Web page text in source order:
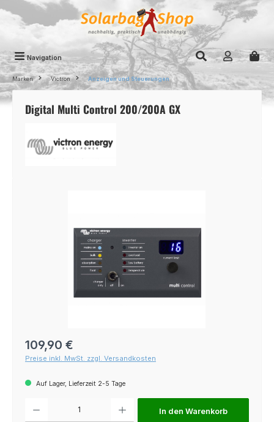
Zum Hauptinhalt springen
Navigation
Marken Victron Anzeigen und Steuerungen
Digital Multi Control 200/200A GX
Regulärer Preis:
109,90 €
Preise inkl. MwSt. zzgl. Versandkosten
Auf Lager, Lieferzeit 2-5 Tage
Produkt Anzahl: Gib den gewünschten Wert ein oder benutze die
In den Warenkorb